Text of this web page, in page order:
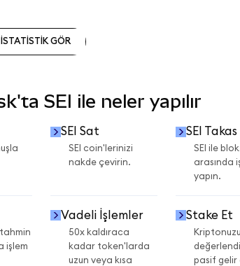
GÖR
SEI ile neler yapılır
SEI Sat
SEI coin'lerinizi
nakde çevirin.
SEI Takas
SEI ile
arasında
yapın.
işlem
Vadeli İşlemler
50x kaldıraca
kadar token'larda
uzun veya kısa
Stake Et
Kriptonuzu
pasif gelir